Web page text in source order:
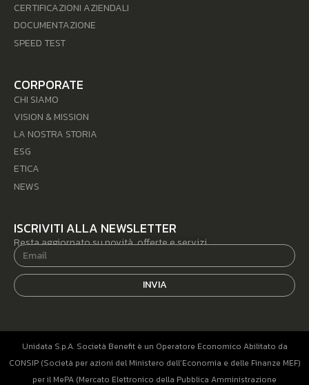
CERTIFICAZIONI AZIENDALI
DOCUMENTAZIONE
SPEED TEST
CORPORATE
CHI SIAMO
VISION & MISSION
LA NOSTRA STORIA
ESG
ETICA
NEWS
ISCRIVITI ALLA NEWSLETTER
Resta aggiornato su novità, offerte e servizi.
INVIA
Unidata S.p.A. Società Benefit è un Operatore Economico Abilitato da
CONSIP (Società per azioni del Ministero dell’Economia e delle Finanze MEF)
per il MePA (Mercato Elettronico della Pubblica Amministrazione